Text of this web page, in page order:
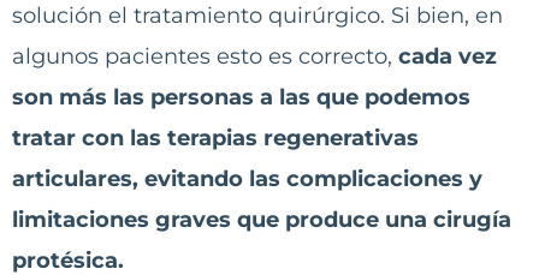
solución el tratamiento quirúrgico. Si bien, en
algunos pacientes esto es correcto, cada vez
son más las personas a las que podemos
tratar con las terapias regenerativas
articulares, evitando las complicaciones y
limitaciones graves que produce una cirugía
protésica.